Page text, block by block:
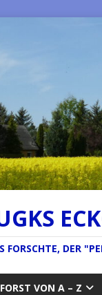
FORSCHTE, DER
FORST VON A – Z